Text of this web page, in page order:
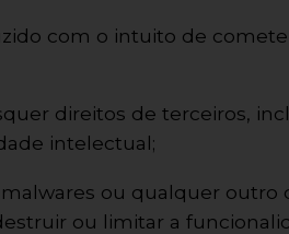
com o intuito de
direitos de terceiros,
intelectual;
ou qualquer
ou limitar a